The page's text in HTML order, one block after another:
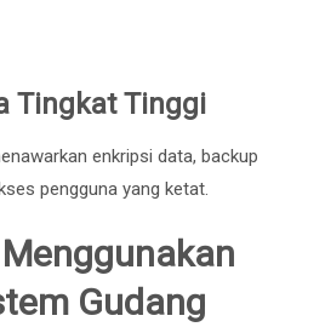
Tingkat Tinggi
enkripsi data, backup
pengguna yang ketat.
Gudang